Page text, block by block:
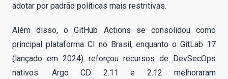
adotar por padrão políticas mais restritivas.
Além disso, o GitHub Actions se consolidou como
principal plataforma CI no Brasil, enquanto o GitLab 17
(lançado em 2024) reforçou recursos de DevSecOps
nativos. Argo CD 2.11 e 2.12 melhoraram